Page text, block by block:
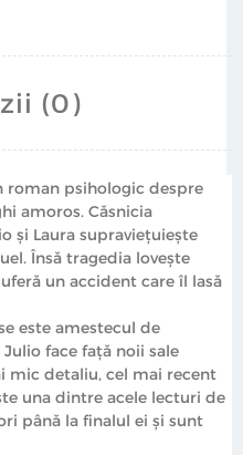
(0)
roman psihologic despre
amoros. Căsnicia
și Laura supraviețuiește
Însă tragedia lovește
un accident care îl lasă
este amestecul de
face față noii sale
mic detaliu, cel mai recent
una dintre acele lecturi de
până la finalul ei și sunt